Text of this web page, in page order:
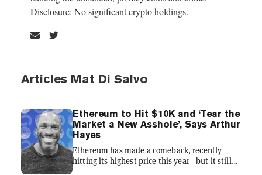
Disclosure: No significant crypto holdings.
Articles Mat Di Salvo
Ethereum to Hit $10K and ‘Tear the
Market a New Asshole’, Says Arthur
Hayes
Ethereum has made a comeback, recently
hitting its highest price this year—but it still